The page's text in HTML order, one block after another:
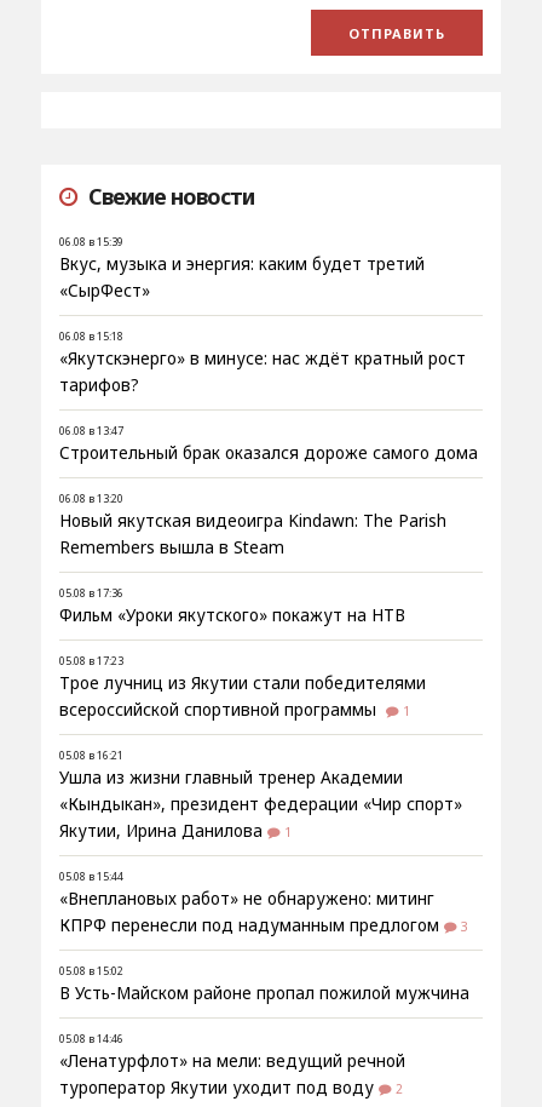
Свежие новости
06.08 в 15:39
Вкус, музыка и энергия: каким будет третий
«СырФест»
06.08 в 15:18
«Якутскэнерго» в минусе: нас ждёт кратный рост
тарифов?
06.08 в 13:47
Строительный брак оказался дороже самого дома
06.08 в 13:20
Новый якутская видеоигра Kindawn: The Parish
Remembers вышла в Steam
05.08 в 17:36
Фильм «Уроки якутского» покажут на НТВ
05.08 в 17:23
Трое лучниц из Якутии стали победителями
всероссийской спортивной программы
1
05.08 в 16:21
Ушла из жизни главный тренер Академии
«Кындыкан», президент федерации «Чир спорт»
Якутии, Ирина Данилова
1
05.08 в 15:44
«Внеплановых работ» не обнаружено: митинг
КПРФ перенесли под надуманным предлогом
3
05.08 в 15:02
В Усть-Майском районе пропал пожилой мужчина
05.08 в 14:46
«Ленатурфлот» на мели: ведущий речной
туроператор Якутии уходит под воду
2